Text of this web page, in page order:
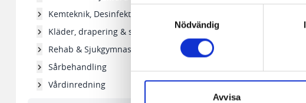
de flesta webbläsare har funktioner
någon koppling till personlig
Den andra typen av cookies som
Samtyckesval
Nödvändig
Avvisa
Kemteknik, Desinfektion
Kläder, drapering & skydd
Rehab & Sjukgymnastik
Sårbehandling
Vårdinredning
Rundtork GV 60mm 75/FP